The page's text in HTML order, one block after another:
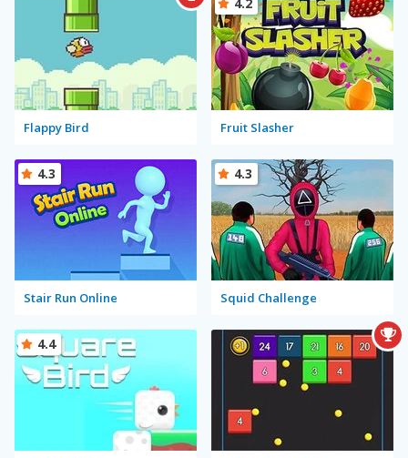
Flappy Bird Fruit Slasher
Stair Run Online
4.3
Squid Challenge
4.3
4.4